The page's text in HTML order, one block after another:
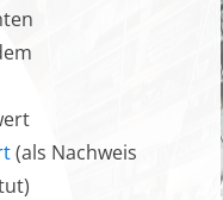
(als Nachweis